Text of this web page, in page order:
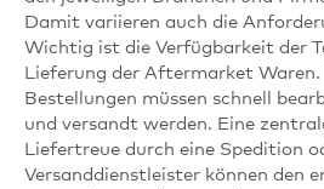
Damit variieren auch die
Wichtig ist die Verfügbarkeit der
Lieferung der Aftermarket
Bestellungen müssen schnell
und versandt werden. Eine
Liefertreue durch eine Spedition
Versanddienstleister können den